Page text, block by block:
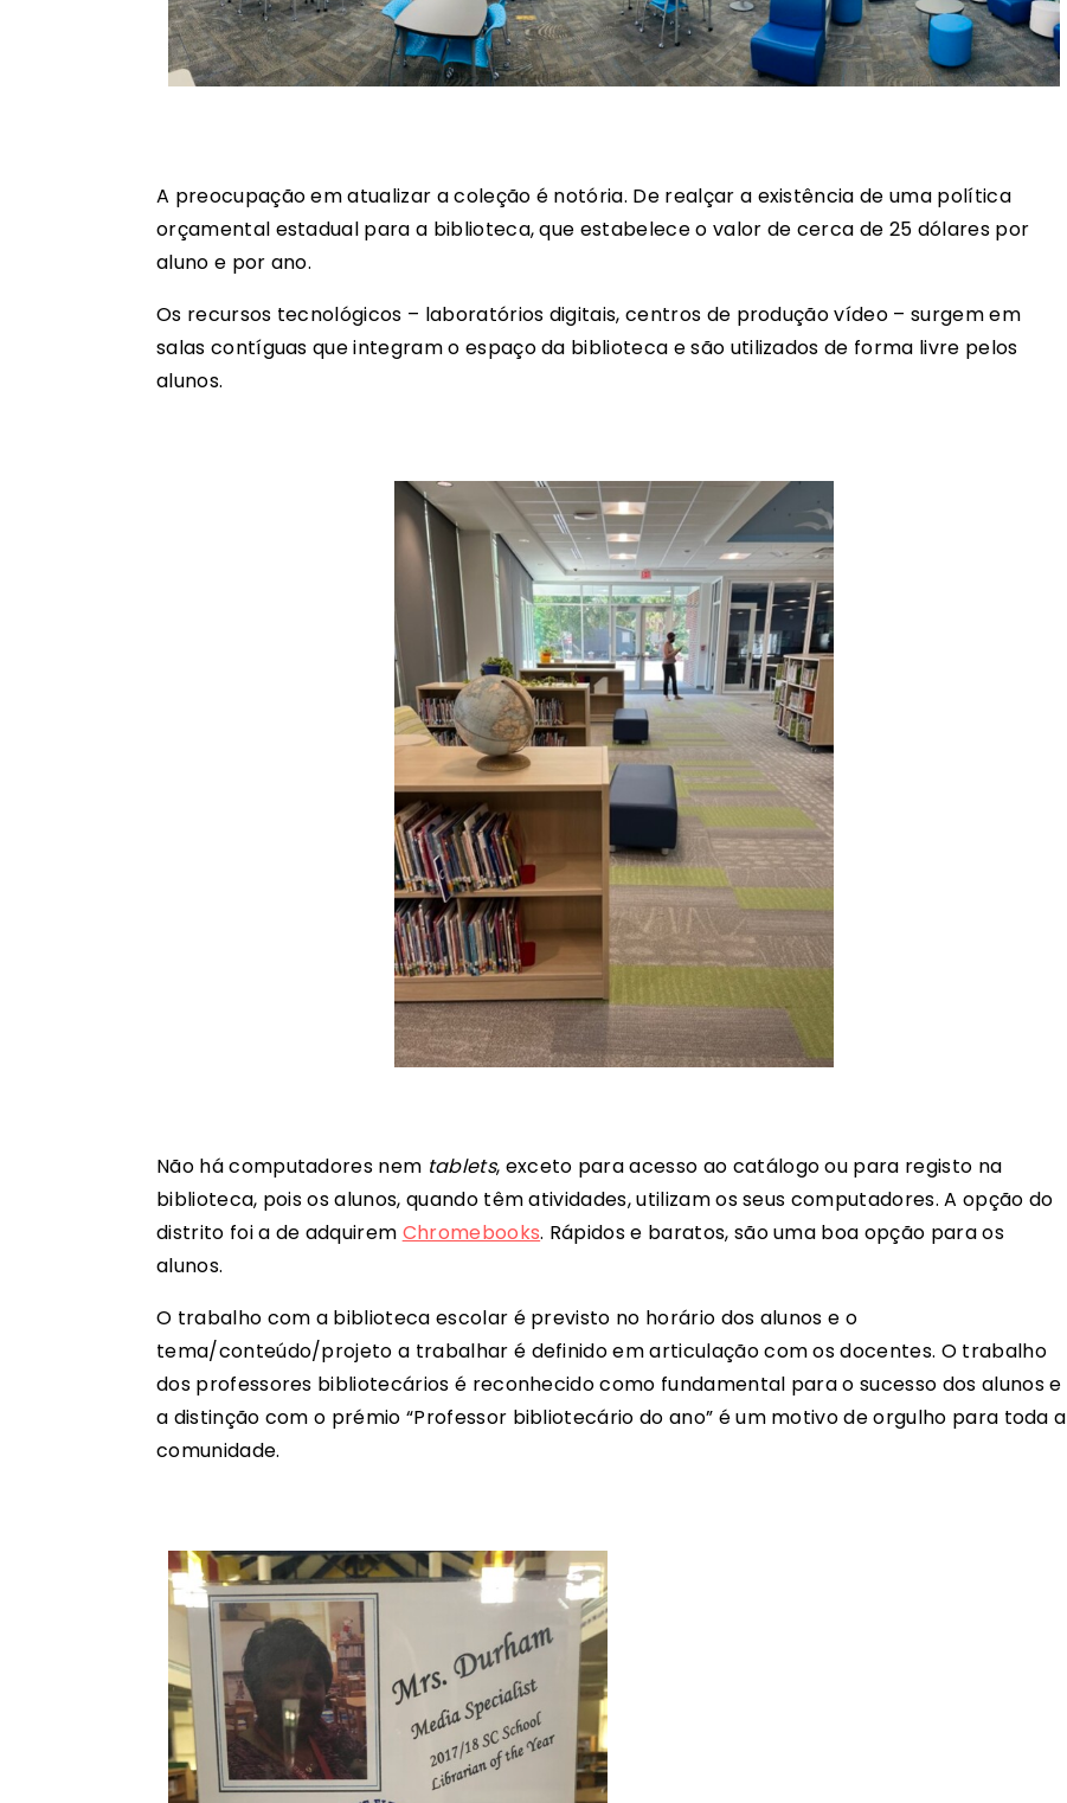
A preocupação em atualizar a coleção é notória. De realçar a existência de uma política
orçamental estadual para a biblioteca, que estabelece o valor de cerca de 25 dólares por
aluno e por ano.
Os recursos tecnológicos – laboratórios digitais, centros de produção vídeo – surgem em
salas contíguas que integram o espaço da biblioteca e são utilizados de forma livre pelos
alunos.
Não há computadores nem tablets, exceto para acesso ao catálogo ou para registo na
biblioteca, pois os alunos, quando têm atividades, utilizam os seus computadores. A opção do
distrito foi a de adquirem Chromebooks. Rápidos e baratos, são uma boa opção para os
alunos.
O trabalho com a biblioteca escolar é previsto no horário dos alunos e o
tema/conteúdo/projeto a trabalhar é definido em articulação com os docentes. O trabalho
dos professores bibliotecários é reconhecido como fundamental para o sucesso dos alunos e
a distinção com o prémio “Professor bibliotecário do ano” é um motivo de orgulho para toda a
comunidade.